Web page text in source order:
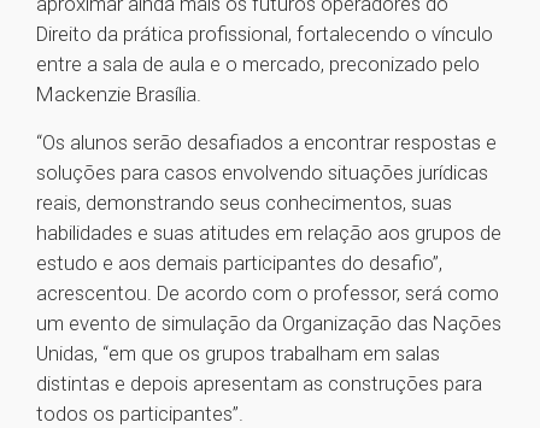
Direito da prática profissional, fortalecendo o vínculo
entre a sala de aula e o mercado, preconizado pelo
Mackenzie Brasília.
“Os alunos serão desafiados a encontrar respostas e
soluções para casos envolvendo situações jurídicas
reais, demonstrando seus conhecimentos, suas
habilidades e suas atitudes em relação aos grupos de
estudo e aos demais participantes do desafio”,
acrescentou. De acordo com o professor, será como
um evento de simulação da Organização das Nações
Unidas, “em que os grupos trabalham em salas
distintas e depois apresentam as construções para
todos os participantes”.